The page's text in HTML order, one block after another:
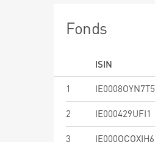
Fonds
ISIN
1
IE0008OYN7T5
2 IE000429UFI1
3 IE000OCOXIH6